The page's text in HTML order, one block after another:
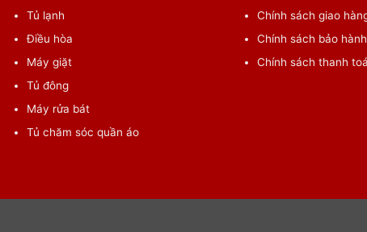
viên
Tủ lạnh
Điều hòa
Máy giặt
Tủ đông
Máy rửa bát
Tủ chăm sóc quần áo
Chính sách giao
Chính sách bảo
Chính sách thanh